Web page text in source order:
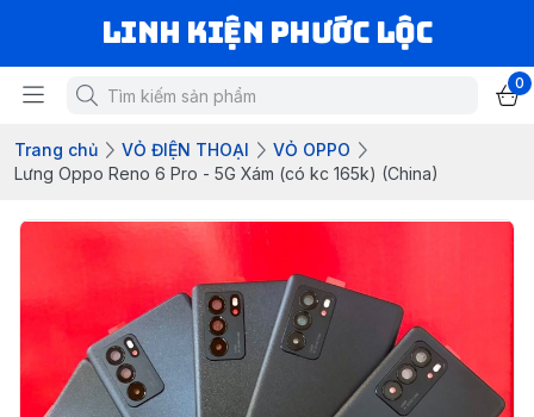
LINH KIỆN PHƯỚC LỘC
0
Trang chủ VỎ ĐIỆN THOẠI
VỎ OPPO
Lưng Oppo Reno 6 Pro - 5G Xám (có kc 165k) (China)